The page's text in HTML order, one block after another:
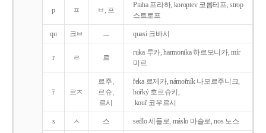
p ㅍ ㅂ, 프
Praha 프라하, koroptev 코롭테프, strop
스트로프
qu 크ㅂ ㅡ quasi 크바시
r ㄹ 르
ruka 루카, harmonika 하르모니카, mír
미르
ř 르ㅈ
르주,
르슈,
르시
řeka 르제카, námořník 나모르주니크,
hořký 호르슈키,
kouř 코우르시
s ㅅ 스 sedlo 세들로, máslo 마슬로, nos 노스